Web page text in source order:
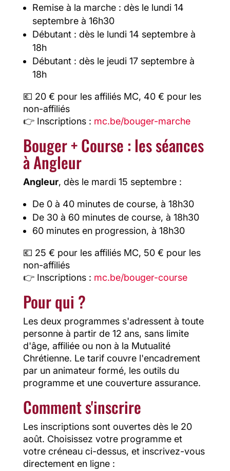
Remise à la marche : dès le lundi 14
septembre à 16h30
Débutant : dès le lundi 14 septembre à
18h
Débutant : dès le jeudi 17 septembre à
18h
💶 20 € pour les affiliés MC, 40 € pour les
non-affiliés
👉 Inscriptions : mc.be/bouger-marche
Bouger + Course : les séances
à Angleur
Angleur, dès le mardi 15 septembre :
De 0 à 40 minutes de course, à 18h30
De 30 à 60 minutes de course, à 18h30
60 minutes en progression, à 18h30
💶 25 € pour les affiliés MC, 50 € pour les
non-affiliés
👉 Inscriptions : mc.be/bouger-course
Pour qui ?
Les deux programmes s'adressent à toute
personne à partir de 12 ans, sans limite
d'âge, affiliée ou non à la Mutualité
Chrétienne. Le tarif couvre l'encadrement
par un animateur formé, les outils du
programme et une couverture assurance.
Comment s'inscrire
Les inscriptions sont ouvertes dès le 20
août. Choisissez votre programme et
votre créneau ci-dessus, et inscrivez-vous
directement en ligne :